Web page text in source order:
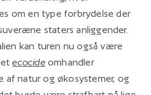
om en type forbrydelse der
staters anliggender.
kan turen nu også være
ecocideomhandler
natur og økosystemer, og